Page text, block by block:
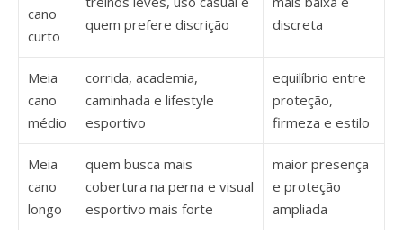
cano
curto
quem prefere discrição
discreta
Meia
cano
médio
corrida, academia,
caminhada e lifestyle
esportivo
equilíbrio entre
proteção,
firmeza e estilo
Meia
cano
longo
quem busca mais
cobertura na perna e visual
esportivo mais forte
maior presença
e proteção
ampliada